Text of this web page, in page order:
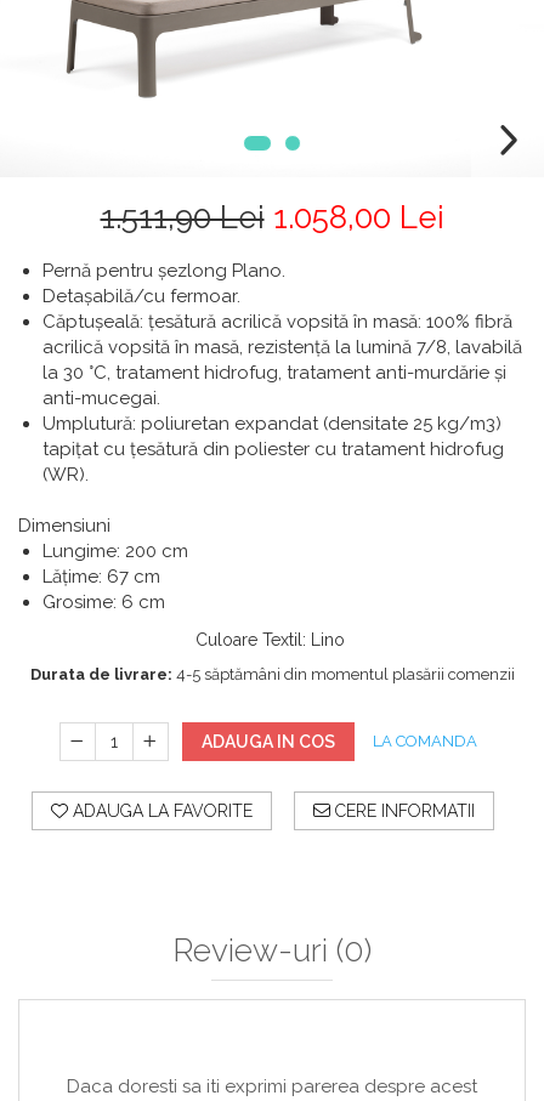
1.511,90 Lei 1.058,00 Lei
Pernă pentru șezlong Plano.
Detașabilă/cu fermoar.
Căptușeală: țesătură acrilică vopsită în masă: 100% fibră
acrilică vopsită în masă, rezistență la lumină 7/8, lavabilă
la 30 °C, tratament hidrofug, tratament anti-murdărie și
anti-mucegai.
Umplutură: poliuretan expandat (densitate 25 kg/m3)
tapițat cu țesătură din poliester cu tratament hidrofug
(WR).
Dimensiuni
Lungime: 200 cm
Lățime: 67 cm
Grosime: 6 cm
Culoare Textil: Lino
Durata de livrare: 4-5 săptămâni din momentul plasării comenzii
ADAUGA IN COS LA COMANDA
ADAUGA LA FAVORITE CERE INFORMATII
Review-uri (0)
Daca doresti sa iti exprimi parerea despre acest